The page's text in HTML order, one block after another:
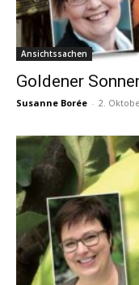
Ansichtssachen
Goldener
Susanne Borée - 2.